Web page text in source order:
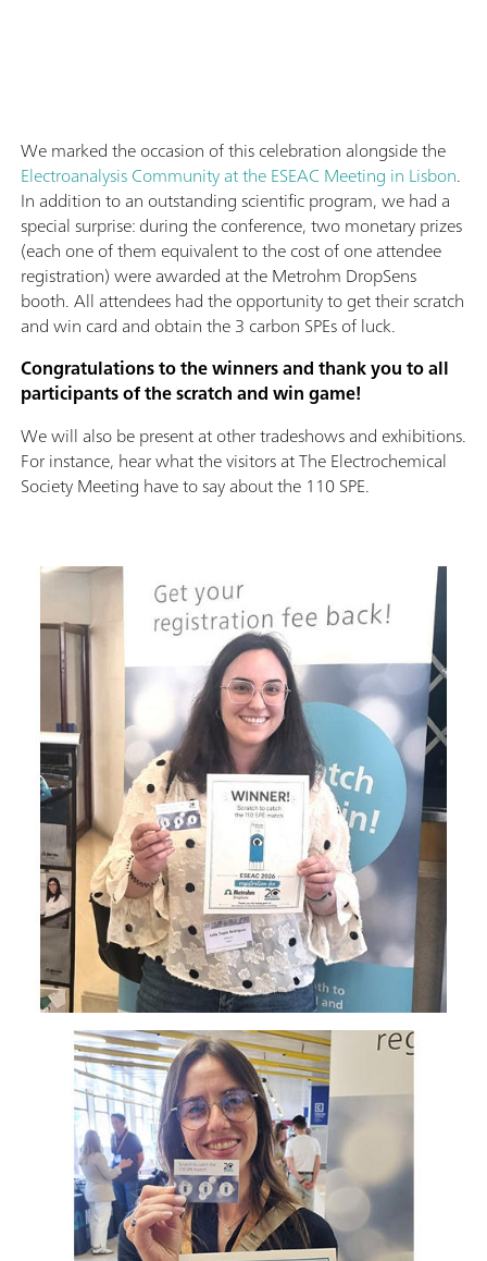
We marked the occasion of this celebration alongside the
Electroanalysis Community at the ESEAC Meeting in Lisbon.
In addition to an outstanding scientific program, we had a
special surprise: during the conference, two monetary prizes
(each one of them equivalent to the cost of one attendee
registration) were awarded at the Metrohm DropSens
booth. All attendees had the opportunity to get their scratch
and win card and obtain the 3 carbon SPEs of luck.
Congratulations to the winners and thank you to all
participants of the scratch and win game!
We will also be present at other tradeshows and exhibitions.
For instance, hear what the visitors at The Electrochemical
Society Meeting have to say about the 110 SPE.